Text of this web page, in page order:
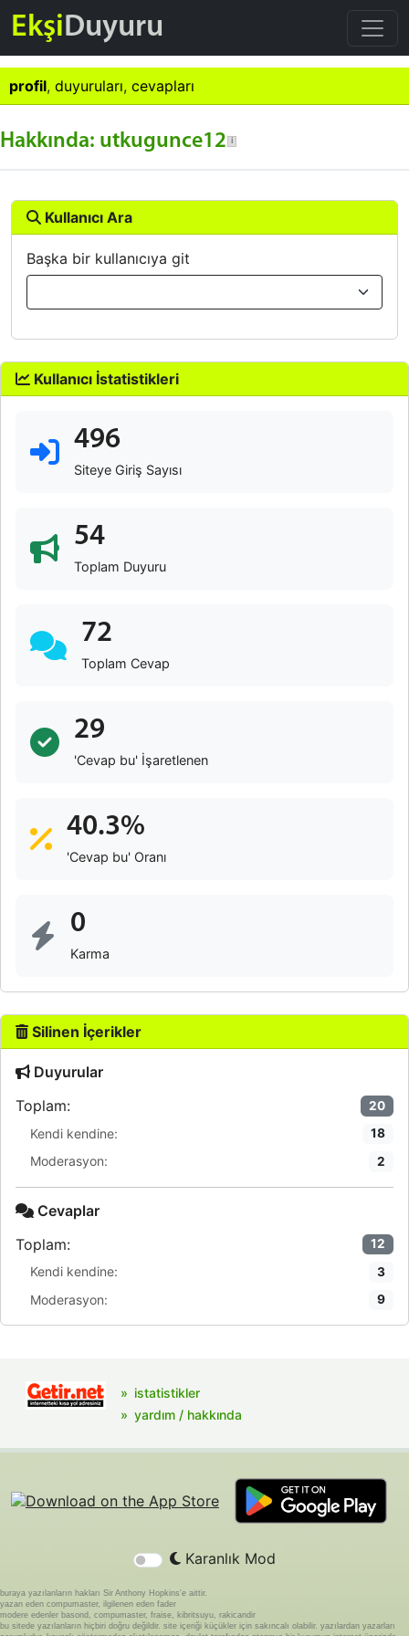
EkşiDuyuru
profil, duyuruları, cevapları
Hakkında: utkugunce12
Kullanıcı Ara
Başka bir kullanıcıya git
Kullanıcı İstatistikleri
496
Siteye Giriş Sayısı
54
Toplam Duyuru
72
Toplam Cevap
29
'Cevap bu' İşaretlenen
40.3%
'Cevap bu' Oranı
0
Karma
Silinen İçerikler
Duyurular
Toplam:
20
Kendi kendine: 18
Moderasyon: 2
Cevaplar
Toplam:
12
Kendi kendine: 3
Moderasyon: 9
istatistikler
yardım / hakkında
Karanlık Mod
buraya yazılanların hakları Sir Anthony Hopkins'e aittir.
yazan eden compumaster, ilgilenen eden fader
modere edenler basond, compumaster, fraise, kibritsuyu, rakicandir
bu sitede yazılanların hiçbiri doğru değildir. site içeriği küçükler için sakıncalı olabilir. yazılardan yazarları